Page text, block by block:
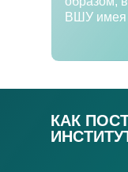
ВШУ имея
КАК